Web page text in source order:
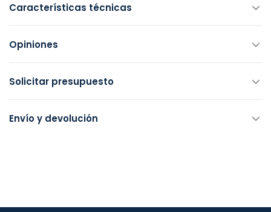
Características técnicas
Opiniones
Solicitar presupuesto
Envío y devolución